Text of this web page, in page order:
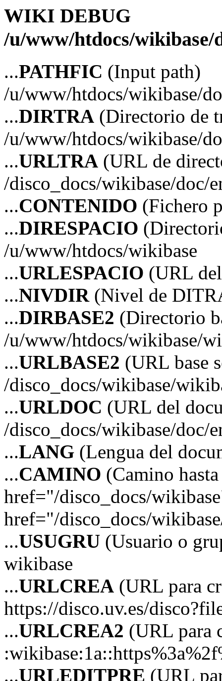
WIKI DEBUG
/u/www/htdocs/wikibase/
...PATHFIC (Input path)
/u/www/htdocs/wikibase/
...DIRTRA (Directorio de
/u/www/htdocs/wikibase/
...URLTRA (URL de
/disco_docs/wikibase/doc/
...CONTENIDO (Fichero
...DIRESPACIO
/u/www/htdocs/wikibase
...URLESPACIO (URL
...NIVDIR(Nivel de
...DIRBASE2 (Directorio
/u/www/htdocs/wikibase/
...URLBASE2 (URL base
/disco_docs/wikibase/
...URLDOC (URL del
/disco_docs/wikibase/doc/
...LANG (Lengua del
...CAMINO (Camino
href="/disco_docs/
href="/disco_docs/
...USUGRU (Usuario o
wikibase
...URLCREA (URL para
https://disco.uv.es/
...URLCREA2 (URL para
...URLEDITPRE (URL